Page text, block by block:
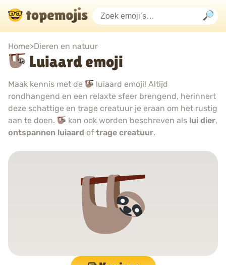
Home>Dieren en natuur
Luiaard emoji
Maak kennis met de
luiaard emoji! Altijd
rondhangend en een relaxte sfeer brengend, herinnert
deze schattige en trage creatuur je eraan om het rustig
aan te doen.
kan ook worden beschreven als lui dier,
ontspannen luiaard of trage creatuur.